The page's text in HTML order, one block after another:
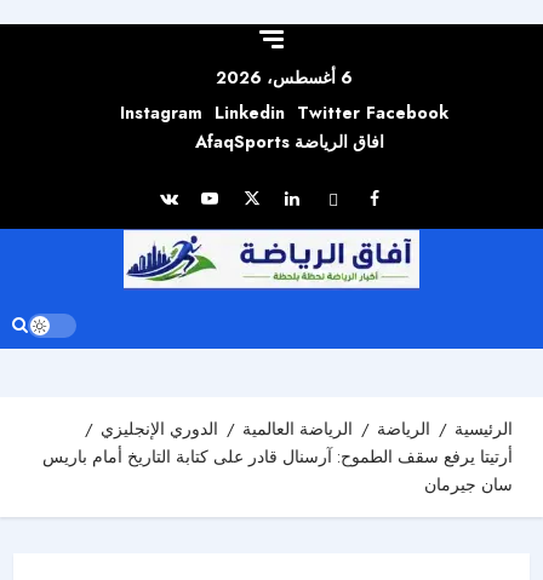
6 أغسطس، 2026
Facebook
Twitter
Linkedin
Instagram
افاق الرياضة AfaqSports
الرئيسية الرياضة الرياضة العالمية
الدوري الإنجليزي
أرتيتا يرفع سقف الطموح: آرسنال قادر على كتابة التاريخ أمام باريس
سان جيرمان